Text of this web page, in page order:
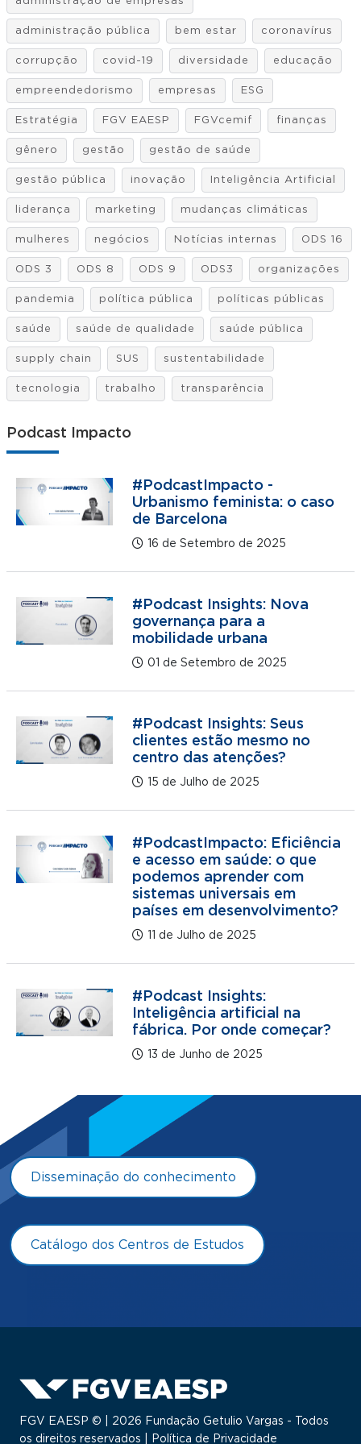
administração pública bem estar coronavírus
corrupção covid-19 diversidade educação
empreendedorismo empresas ESG
Estratégia FGV EAESP FGVcemif finanças
gênero gestão gestão de saúde
gestão pública inovação Inteligência Artificial
liderança marketing mudanças climáticas
mulheres negócios Notícias internas ODS 16
ODS 3 ODS 8 ODS 9 ODS3 organizações
pandemia política pública políticas públicas
saúde saúde de qualidade saúde pública
supply chain SUS sustentabilidade
tecnologia trabalho transparência
Podcast Impacto
#PodcastImpacto -
Urbanismo feminista: o caso
de Barcelona
16 de Setembro de 2025
#Podcast Insights: Nova
governança para a
mobilidade urbana
01 de Setembro de 2025
#Podcast Insights: Seus
clientes estão mesmo no
centro das atenções?
15 de Julho de 2025
#PodcastImpacto: Eficiência
e acesso em saúde: o que
podemos aprender com
sistemas universais em
países em desenvolvimento?
11 de Julho de 2025
#Podcast Insights:
Inteligência artificial na
fábrica. Por onde começar?
13 de Junho de 2025
Disseminação do conhecimento
Catálogo dos Centros de Estudos
FGV EAESP © | 2026 Fundação Getulio Vargas - Todos
os direitos reservados |
Política de Privacidade